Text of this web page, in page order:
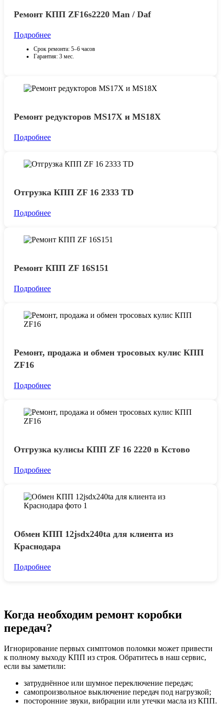
Ремонт КПП ZF16s2220 Man / Daf
Подробнее
Срок ремонта: 5–6 часов
Гарантия: 3 мес.
Ремонт редукторов MS17X и MS18X
Подробнее
Отгрузка КПП ZF 16 2333 TD
Подробнее
Ремонт КПП ZF 16S151
Подробнее
Ремонт, продажа и обмен тросовых кулис КПП
ZF16
Подробнее
Отгрузка кулисы КПП ZF 16 2220 в Кстово
Подробнее
Обмен КПП 12jsdx240ta для клиента из
Краснодара
Подробнее
Когда необходим ремонт коробки
передач?
Игнорирование первых симптомов поломки может привести
к полному выходу КПП из строя. Обратитесь в наш сервис,
если вы заметили:
затруднённое или шумное переключение передач;
самопроизвольное выключение передач под нагрузкой;
посторонние звуки, вибрации или утечки масла из КПП.